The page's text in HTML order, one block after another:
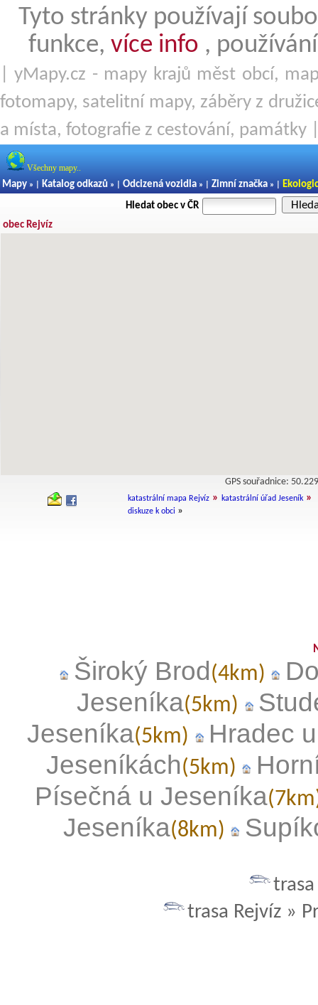
Tyto stránky používají
funkce, více info ,
| yMapy.cz - mapy krajů měst obcí,
fotomapy, satelitní mapy, záběry z
a místa, fotografie z cestování, památky
Všechny mapy..
Mapy » | Katalog odkazů » | Odcizená vozidla » | Zimní značka » |
Hledat obec v ČR
obec Rejvíz
GPS souřadnice:
katastrální mapa Rejvíz » katastrální úřad Jeseník »
diskuze k obci »
Široký Brod(4km)
Jeseníka(5km)
Jeseníka(5km)
Hradec
Jeseníkách(5km)
Písečná u Jeseníka
Jeseníka(8km)
trasa
trasa Rejvíz »